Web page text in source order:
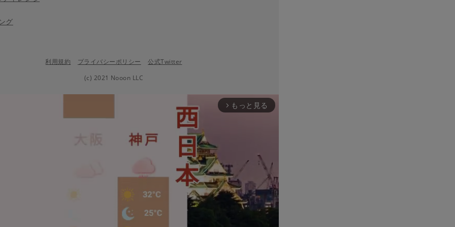
グ
利用規約 プライバシーポリシー
公式Twitter
(c) 2021 Nooon LLC
arrow_forward_ios もっと見る